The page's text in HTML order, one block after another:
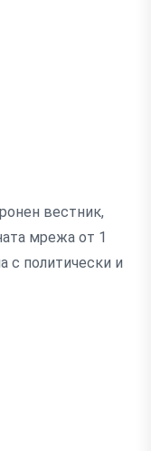
вестник,
мрежа от 1
с политически и